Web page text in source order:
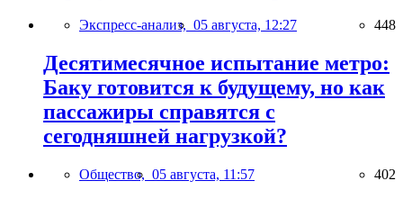
Экспресс-анализ, 05 августа, 12:27 448
Десятимесячное испытание метро:
Баку готовится к будущему, но как
пассажиры справятся с
сегодняшней нагрузкой?
Общество, 05 августа, 11:57 402